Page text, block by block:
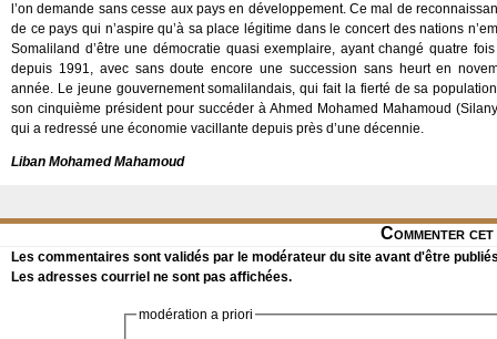
l’on demande sans cesse aux pays en développement. Ce mal de
de ce pays qui n’aspire qu’à sa place légitime dans le concert des nations
Somaliland d’être une démocratie quasi exemplaire, ayant changé quatre
depuis 1991, avec sans doute encore une succession sans heurt en
année. Le jeune gouvernement somalilandais, qui fait la fierté de sa
son cinquième président pour succéder à Ahmed Mohamed Mahamoud
qui a redressé une économie vacillante depuis près d’une décennie.
Liban Mohamed Mahamoud
Commenter
Les commentaires sont validés par le modérateur du site avant d'être
Les adresses courriel ne sont pas affichées.
modération a priori